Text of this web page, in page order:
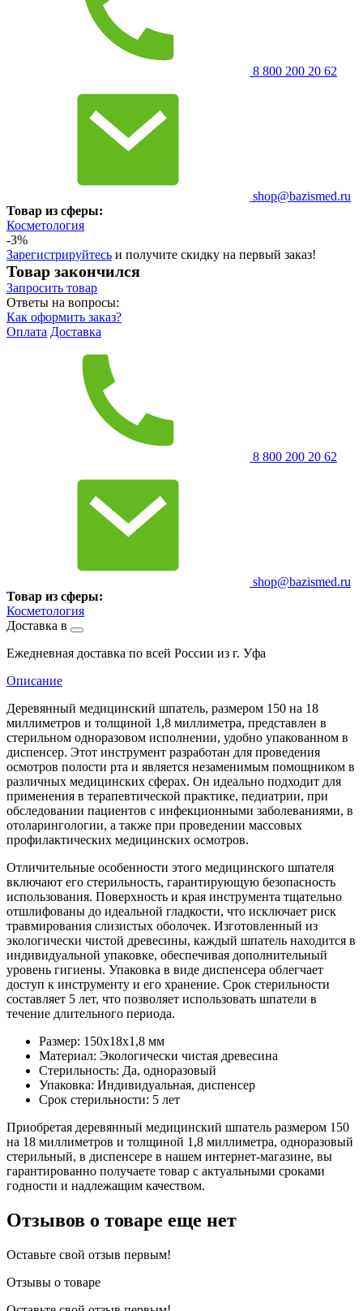
8 800 200 20 62
shop@bazismed.ru
Товар из сферы:
Косметология
-3%
Зарегистрируйтесь и получите скидку на первый заказ!
Товар закончился
Запросить товар
Ответы на вопросы:
Как оформить заказ?
Оплата Доставка
8 800 200 20 62
shop@bazismed.ru
Товар из сферы:
Косметология
Доставка в
Ежедневная доставка по всей России из г. Уфа
Описание
Деревянный медицинский шпатель, размером 150 на 18
миллиметров и толщиной 1,8 миллиметра, представлен в
стерильном одноразовом исполнении, удобно упакованном в
диспенсер. Этот инструмент разработан для проведения
осмотров полости рта и является незаменимым помощником в
различных медицинских сферах. Он идеально подходит для
применения в терапевтической практике, педиатрии, при
обследовании пациентов с инфекционными заболеваниями, в
отоларингологии, а также при проведении массовых
профилактических медицинских осмотров.
Отличительные особенности этого медицинского шпателя
включают его стерильность, гарантирующую безопасность
использования. Поверхность и края инструмента тщательно
отшлифованы до идеальной гладкости, что исключает риск
травмирования слизистых оболочек. Изготовленный из
экологически чистой древесины, каждый шпатель находится в
индивидуальной упаковке, обеспечивая дополнительный
уровень гигиены. Упаковка в виде диспенсера облегчает
доступ к инструменту и его хранение. Срок стерильности
составляет 5 лет, что позволяет использовать шпатели в
течение длительного периода.
Размер: 150x18x1,8 мм
Материал: Экологически чистая древесина
Стерильность: Да, одноразовый
Упаковка: Индивидуальная, диспенсер
Срок стерильности: 5 лет
Приобретая деревянный медицинский шпатель размером 150
на 18 миллиметров и толщиной 1,8 миллиметра, одноразовый
стерильный, в диспенсере в нашем интернет-магазине, вы
гарантированно получаете товар с актуальными сроками
годности и надлежащим качеством.
Отзывов о товаре еще нет
Оставьте свой отзыв первым!
Отзывы о товаре